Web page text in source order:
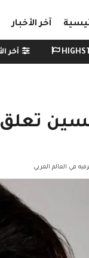
آخر الأخبار
آخر
تعلق